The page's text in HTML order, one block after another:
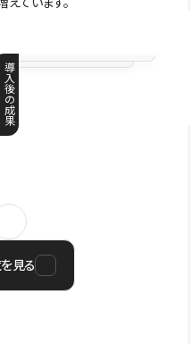
導
入
後
の
成
果
見る